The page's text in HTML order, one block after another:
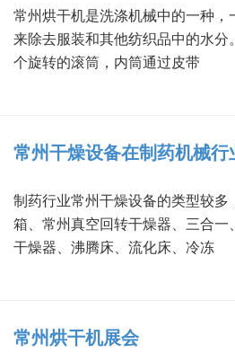
带式干燥焙烧系列
真空干燥系列
滚筒干燥系列
管束干燥系列
化工行业
技术专栏
全球契约组织成员
公共责任
社会责任
绿色发展
绿色工厂
人才招聘
常州烘干机是洗涤机械中的一种，
来除去服装和其他纺织品中的水分
个旋转的滚筒，内筒通过皮带
常州干燥设备在制药机械行
制药行业常州干燥设备的类型较多
箱、常州真空回转干燥器、三合一
干燥器、沸腾床、流化床、冷冻
常州烘干机展会